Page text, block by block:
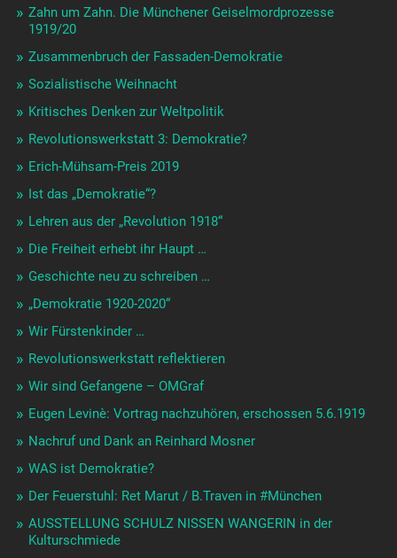
Zahn um Zahn. Die Münchener Geiselmordprozesse
1919/20
Zusammenbruch der Fassaden-Demokratie
Sozialistische Weihnacht
Kritisches Denken zur Weltpolitik
Revolutionswerkstatt 3: Demokratie?
Erich-Mühsam-Preis 2019
Ist das „Demokratie“?
Lehren aus der „Revolution 1918“
Die Freiheit erhebt ihr Haupt …
Geschichte neu zu schreiben …
„Demokratie 1920-2020“
Wir Fürstenkinder …
Revolutionswerkstatt reflektieren
Wir sind Gefangene – OMGraf
Eugen Levinè: Vortrag nachzuhören, erschossen 5.6.1919
Nachruf und Dank an Reinhard Mosner
WAS ist Demokratie?
Der Feuerstuhl: Ret Marut / B.Traven in #München
AUSSTELLUNG SCHULZ NISSEN WANGERIN in der
Kulturschmiede